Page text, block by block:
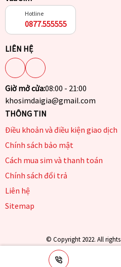
Hotline
0877.555555
LIÊN HỆ
Giờ mở cửa:08:00 - 21:00
khosimdaigia@gmail.com
THÔNG TIN
Điều khoản và điều kiện giao dịch
Chính sách bảo mật
Cách mua sim và thanh toán
Chính sách đổi trả
Liên hệ
Sitemap
© Copyright 2022. All rights